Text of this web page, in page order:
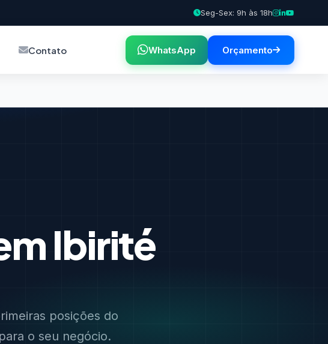
Seg-Sex: 9h às 18h
Contato WhatsApp Orçamento
Ibirité
posições do
o seu negócio.